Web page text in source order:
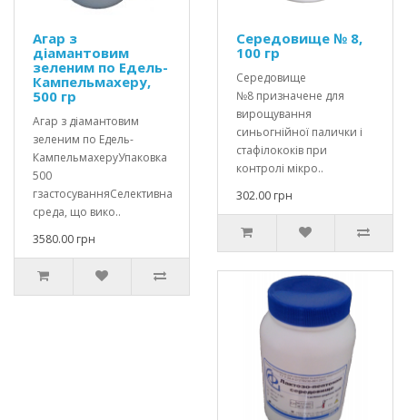
Агар з
діамантовим
зеленим по Едель-
Кампельмахеру,
500 гр
Агар з діамантовим
зеленим по Едель-
КампельмахеруУпаковка
500
гзастосуванняСелективна
среда, що вико..
3580.00 грн
Середовище № 8,
100 гр
Середовище
№8 призначене для
вирощування
синьогнійної палички і
стафілококів при
контролі мікро..
302.00 грн